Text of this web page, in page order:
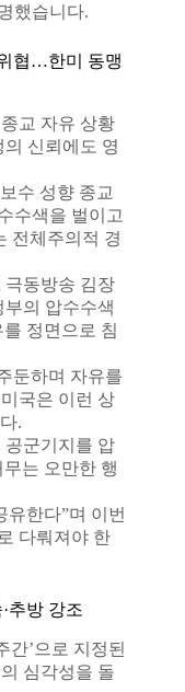
했습니다.
협…한미 동맹
교 자유 상황
신뢰에도 영
수 성향 종교
수색을 벌이고
전체주의적 경
극동방송 김장
의 압수수색
정면으로 침
둔하며 자유를
국은 이런 상
.
공군기지를 압
는 오만한 행
유한다”며 이번
다뤄져야 한
추방 강조
간’으로 지정된
심각성을 돌